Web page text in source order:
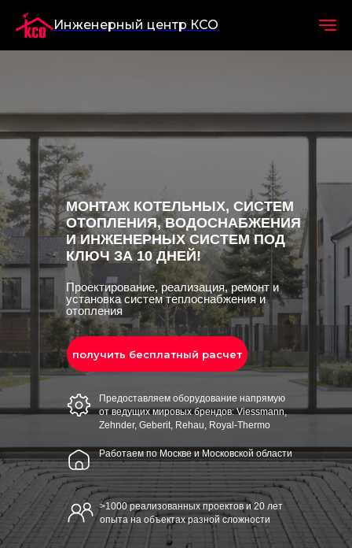
Инженерный центр КСО
>1000 реализованных проектов и 20 лет
опыта на объектах разной сложности
Предоставляем оборудование напрямую
от ведущих мировых брендов: Viessmann,
Zehnder, Geberit, Rehau, Royal-Thermo
МОНТАЖ КОТЕЛЬНЫХ, СИСТЕМ
ОТОПЛЕНИЯ, ВОДОСНАБЖЕНИЯ
И ИНЖЕНЕРНЫХ СИСТЕМ ПОД
КЛЮЧ ЗА 10 ДНЕЙ!
Проектирование, реализация, ремонт и
установка систем теплоснабжения и
отопления
Работаем по Москве и Московской области
получить бесплатный расчет